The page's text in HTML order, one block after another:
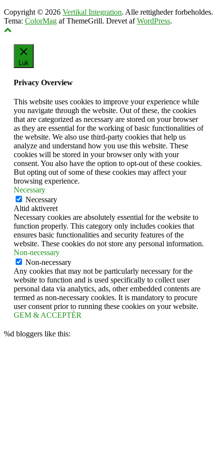
Copyright © 2026 Vertikal Integration. Alle rettigheder forbeholdes.
Tema: ColorMag af ThemeGrill. Drevet afWordPress.
Luk
Privacy Overview
This website uses cookies to improve your experience while
you navigate through the website. Out of these, the cookies
that are categorized as necessary are stored on your browser
as they are essential for the working of basic functionalities of
the website. We also use third-party cookies that help us
analyze and understand how you use this website. These
cookies will be stored in your browser only with your
consent. You also have the option to opt-out of these cookies.
But opting out of some of these cookies may affect your
browsing experience.
Necessary
Necessary
Altid aktiveret
Necessary cookies are absolutely essential for the website to
function properly. This category only includes cookies that
ensures basic functionalities and security features of the
website. These cookies do not store any personal information.
Non-necessary
Non-necessary
Any cookies that may not be particularly necessary for the
website to function and is used specifically to collect user
personal data via analytics, ads, other embedded contents are
termed as non-necessary cookies. It is mandatory to procure
user consent prior to running these cookies on your website.
GEM & ACCEPTÈR
%d bloggers like this: